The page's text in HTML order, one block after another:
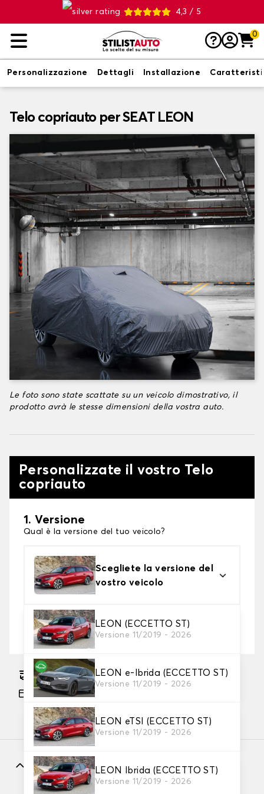
4,3 / 5
0
Personalizzazione Dettagli Installazione
Telo copriauto per SEAT LEON
Le foto sono state scattate su un veicolo dimostrativo, il
prodotto avrà le stesse dimensioni della vostra auto.
Personalizzate il vostro Telo
copriauto
1. Versione
Qual è la versione del tuo veicolo?
Scegliete la versione del
vostro veicolo
LEON (ECCETTO ST)
Versione 11/2019 - 2026
LEON e-Ibrida (ECCETTO ST)
Versione 11/2019 - 2026
LEON eTSI (ECCETTO ST)
Versione 11/2019 - 2026
LEON Ibrida (ECCETTO ST)
Versione 11/2019 - 2026
2. Livello di protezione
Scegli il telo protettivo adatto alle tue esigenze
Consegna gratuita stimata su 14/08/2026
Pagamento in 3x gratuito, a partire da 60 euro
Caratteristiche